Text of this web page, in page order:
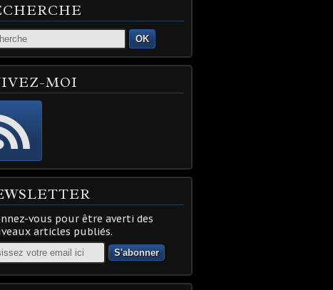
OK
MOI
vous pour être averti des
articles publiés.